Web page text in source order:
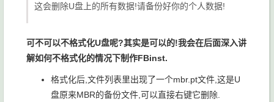
这会删除U盘上的所有数据!请备份好你的个人数据!
可不可以不格式化U盘呢?其实是可以的!我会在后面深入讲
解如何不格式化的情况下制作FBinst.
格式化后,文件列表里出现了一个mbr.pt文件,这是U
盘原来MBR的备份文件,可以直接右键它删除.